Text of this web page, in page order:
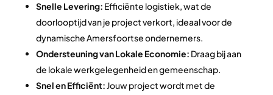
Snelle Levering: Efficiënte logistiek, wat de
doorlooptijd van je project verkort, ideaal voor de
dynamische Amersfoortse ondernemers.
Ondersteuning van Lokale Economie: Draag bij aan
de lokale werkgelegenheid en gemeenschap.
Snel en Efficiënt:Jouw project wordt met de